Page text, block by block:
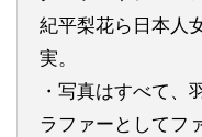
紀平梨花ら日本人
実。
・写真はすべて、
ラファーとしてフ